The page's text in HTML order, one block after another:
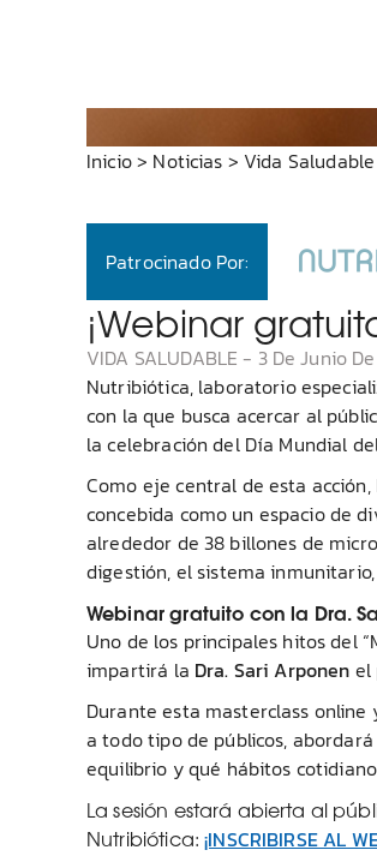
Inicio> Noticias > Vida Saludable
Patrocinado Por:
¡Webinar
VIDA SALUDABLE - 3 De Junio
Nutribiótica, laboratorio
con la que busca acercar al
la celebración del Día Mundial
Como eje central de esta
concebida como un espacio de
alrededor de 38 billones de
digestión, el sistema
Webinar gratuito con la Dra.
Uno de los principales hitos del
impartirá la Dra. Sari Arponen el
Durante esta masterclass
a todo tipo de públicos,
equilibrio y qué hábitos
La sesión estará abierta al
Nutribiótica:¡INSCRIBIRSE AL